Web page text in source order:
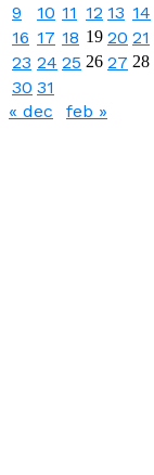
9 10 11 12 13 14
16 17 18 19 20 21
23 24 25 26 27 28
30 31
« dec
feb »